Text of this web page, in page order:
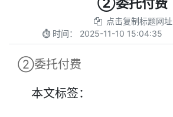
点击复制标题网址
时间： 2025-11-10 15:04:35
②委托付费
本文标签：